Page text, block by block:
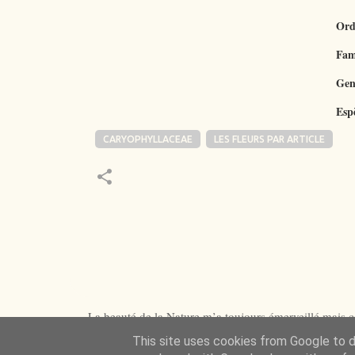
CARYOPHYLLACEAE LES FLEURS PAR ARTICLE
La beauté de la Nature m’a toujours émerveillé mais
This site uses cookies from Google to